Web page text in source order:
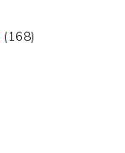
(168)